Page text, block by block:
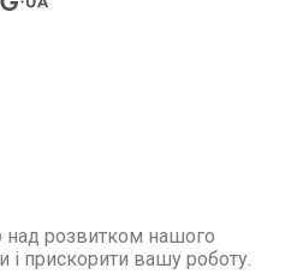
розвитком нашого
і прискорити вашу роботу.